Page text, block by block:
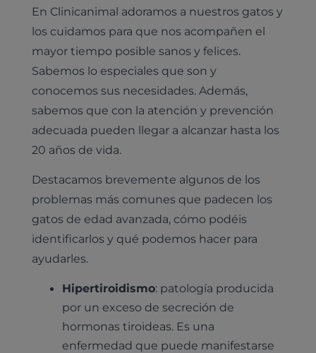
En Clinicanimal adoramos a nuestros gatos y
los cuidamos para que nos acompañen el
mayor tiempo posible sanos y felices.
Sabemos lo especiales que son y
conocemos sus necesidades. Además,
sabemos que con la atención y prevención
adecuada pueden llegar a alcanzar hasta los
20 años de vida.
Destacamos brevemente algunos de los
problemas más comunes que padecen los
gatos de edad avanzada, cómo podéis
identificarlos y qué podemos hacer para
ayudarles.
Hipertiroidismo: patología producida
por un exceso de secreción de
hormonas tiroideas. Es una
enfermedad que puede manifestarse